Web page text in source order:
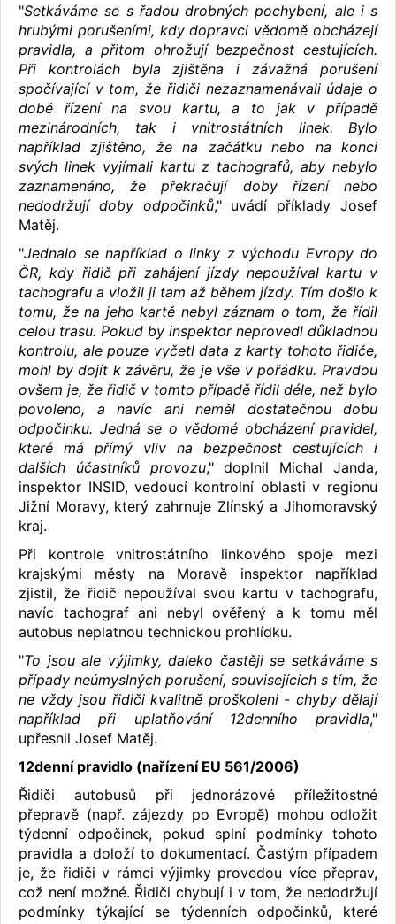
"Setkáváme se s řadou drobných pochybení, ale i s
hrubými porušeními, kdy dopravci vědomě obcházejí
pravidla, a přitom ohrožují bezpečnost cestujících.
Při kontrolách byla zjištěna i závažná porušení
spočívající v tom, že řidiči nezaznamenávali údaje o
době řízení na svou kartu, a to jak v případě
mezinárodních, tak i vnitrostátních linek. Bylo
například zjištěno, že na začátku nebo na konci
svých linek vyjímali kartu z tachografů, aby nebylo
zaznamenáno, že překračují doby řízení nebo
nedodržují doby odpočinků," uvádí příklady Josef
Matěj.
"Jednalo se například o linky z východu Evropy do
ČR, kdy řidič při zahájení jízdy nepoužíval kartu v
tachografu a vložil ji tam až během jízdy. Tím došlo k
tomu, že na jeho kartě nebyl záznam o tom, že řídil
celou trasu. Pokud by inspektor neprovedl důkladnou
kontrolu, ale pouze vyčetl data z karty tohoto řidiče,
mohl by dojít k závěru, že je vše v pořádku. Pravdou
ovšem je, že řidič v tomto případě řídil déle, než bylo
povoleno, a navíc ani neměl dostatečnou dobu
odpočinku. Jedná se o vědomé obcházení pravidel,
které má přímý vliv na bezpečnost cestujících i
dalších účastníků provozu," doplnil Michal Janda,
inspektor INSID, vedoucí kontrolní oblasti v regionu
Jižní Moravy, který zahrnuje Zlínský a Jihomoravský
kraj.
Při kontrole vnitrostátního linkového spoje mezi
krajskými městy na Moravě inspektor například
zjistil, že řidič nepoužíval svou kartu v tachografu,
navíc tachograf ani nebyl ověřený a k tomu měl
autobus neplatnou technickou prohlídku.
"To jsou ale výjimky, daleko častěji se setkáváme s
případy neúmyslných porušení, souvisejících s tím, že
ne vždy jsou řidiči kvalitně proškoleni - chyby dělají
například při uplatňování 12denního pravidla,"
upřesnil Josef Matěj.
12denní pravidlo (nařízení EU 561/2006)
Řidiči autobusů při jednorázové příležitostné
přepravě (např. zájezdy po Evropě) mohou odložit
týdenní odpočinek, pokud splní podmínky tohoto
pravidla a doloží to dokumentací. Častým případem
je, že řidiči v rámci výjimky provedou více přeprav,
což není možné. Řidiči chybují i v tom, že nedodržují
podmínky týkající se týdenních odpočinků, které